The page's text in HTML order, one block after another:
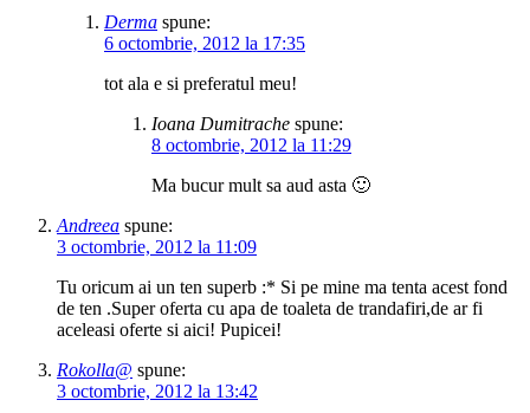
Derma spune:
6 octombrie, 2012 la 17:35
tot ala e si preferatul meu!
Ioana Dumitrache spune:
8 octombrie, 2012 la 11:29
Ma bucur mult sa aud asta 🙂
Andreea spune:
3 octombrie, 2012 la 11:09
Tu oricum ai un ten superb :* Si pe mine ma tenta acest fond
de ten .Super oferta cu apa de toaleta de trandafiri,de ar fi
aceleasi oferte si aici! Pupicei!
Rokolla@ spune:
3 octombrie, 2012 la 13:42